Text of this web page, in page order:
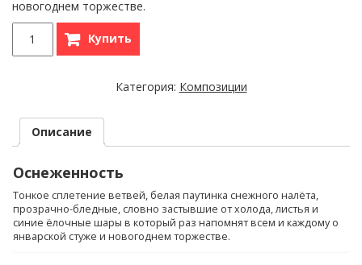
новогоднем торжестве.
Купить
Категория: Композиции
Описание
Оснеженность
Тонкое сплетение ветвей, белая паутинка снежного налёта,
прозрачно-бледные, словно застывшие от холода, листья и
синие ёлочные шары в который раз напомнят всем и каждому о
январской стуже и новогоднем торжестве.